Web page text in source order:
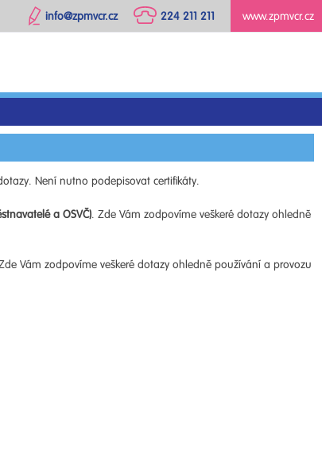
www.zpmvcr.cz
224 211 211
info@zpmvcr.cz
Není nutno podepisovat certifikáty.
a OSVČ). Zde Vám zodpovíme veškeré dotazy ohledně
Vám zodpovíme veškeré dotazy ohledně používání a provozu